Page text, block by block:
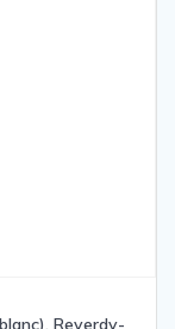
Reverdy-